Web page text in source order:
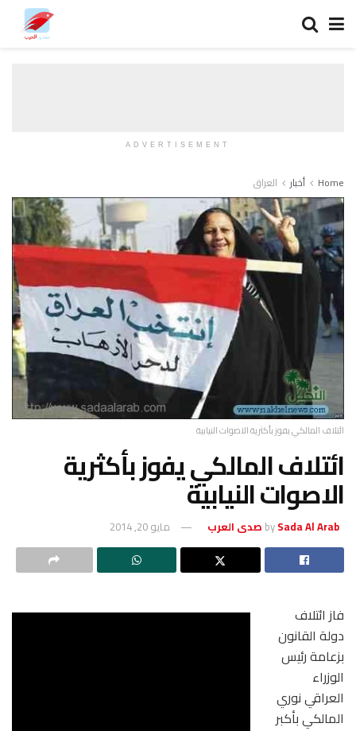
ADVERTISEMENT
Home أخبار العراق
ائتلاف المالكي يفوز بأكثرية الاصوات النيابية
ائتلاف المالكي يفوز بأكثرية
الاصوات النيابية
bySada Al Arab صدى العرب مايو 20, 2014
فاز ائتلاف
دولة القانون
بزعامة رئيس
الوزراء
العراقي نوري
المالكي بأكبر